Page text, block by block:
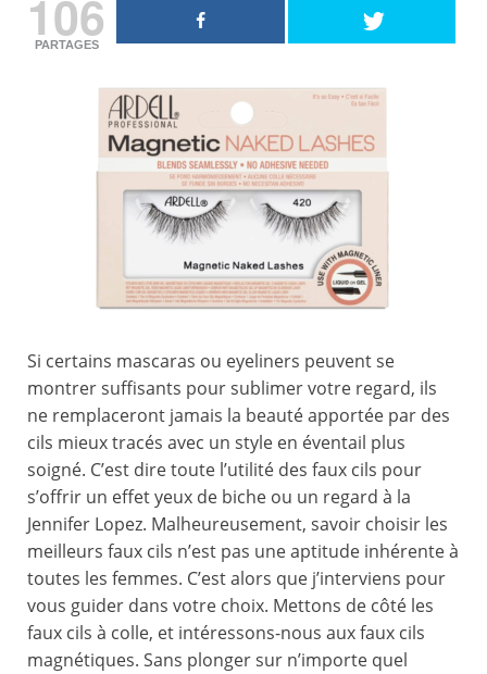
106
PARTAGES
Si certains mascaras ou eyeliners peuvent se
montrer suffisants pour sublimer votre regard, ils
ne remplaceront jamais la beauté apportée par des
cils mieux tracés avec un style en éventail plus
soigné. C’est dire toute l’utilité des faux cils pour
s’offrir un effet yeux de biche ou un regard à la
Jennifer Lopez. Malheureusement, savoir choisir les
meilleurs faux cils n’est pas une aptitude inhérente à
toutes les femmes. C’est alors que j’interviens pour
vous guider dans votre choix. Mettons de côté les
faux cils à colle, et intéressons-nous aux faux cils
magnétiques. Sans plonger sur n’importe quel